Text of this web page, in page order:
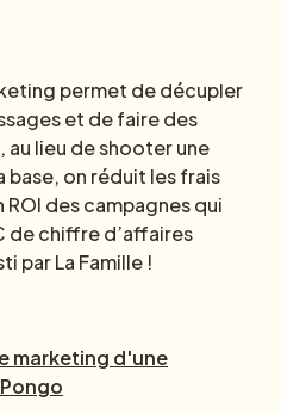
permet de décupler
et de faire des
lieu de shooter une
base, on réduit les frais
ROI des campagnes qui
de chiffre d’affaires
par La Famille !
marketing d'une